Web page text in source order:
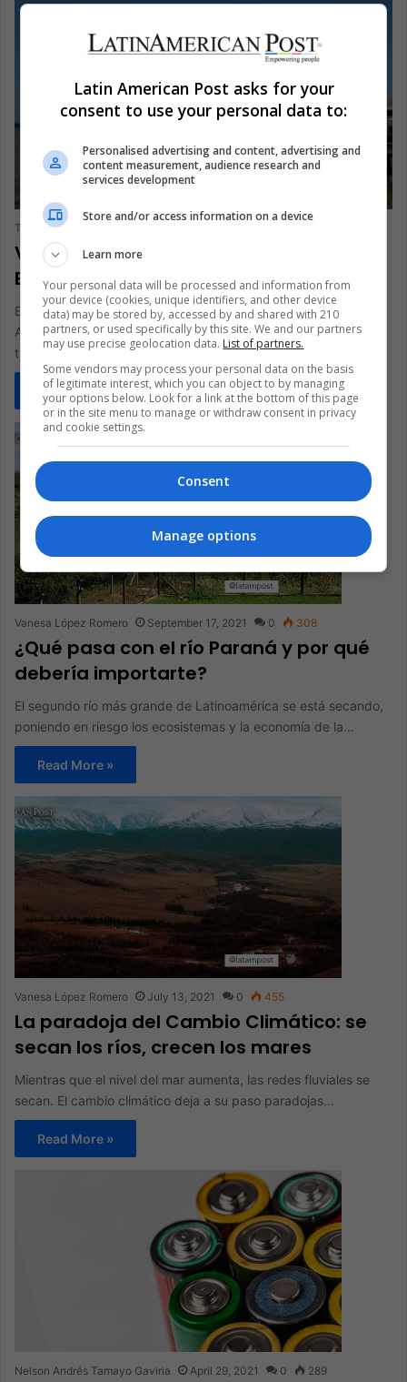
The Latin American Post Staff
Voces del río: líderes indígenas llegan a
Belém con un manifiesto climático
En la fangosa desembocadura del río Guamá, donde el
Amazonas desemboca en la ciudad de Belém, un barco de
tres…
Read More »
Vanesa López Romero September 17, 2021 0 308
¿Qué pasa con el río Paraná y por qué
debería importarte?
El segundo río más grande de Latinoamérica se está secando,
poniendo en riesgo los ecosistemas y la economía de la…
Read More »
Vanesa López Romero July 13, 2021 0 455
La paradoja del Cambio Climático: se
secan los ríos, crecen los mares
Mientras que el nivel del mar aumenta, las redes fluviales se
secan. El cambio climático deja a su paso paradojas…
Read More »
Nelson Andrés Tamayo Gaviria April 29, 2021 0 289
Latin American Post asks for your
consent to use your personal data to:
Personalised advertising and content, advertising and
content measurement, audience research and
services development
Store and/or access information on a device
Learn more
Your personal data will be processed and information from
your device (cookies, unique identifiers, and other device
data) may be stored by, accessed by and shared with 210
partners, or used specifically by this site. We and our partners
may use precise geolocation data. List of partners.
Some vendors may process your personal data on the basis
of legitimate interest, which you can object to by managing
your options below. Look for a link at the bottom of this page
or in the site menu to manage or withdraw consent in privacy
and cookie settings.
Consent
Manage options